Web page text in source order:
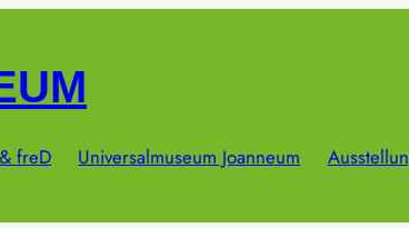
freD Universalmuseum Joanneum